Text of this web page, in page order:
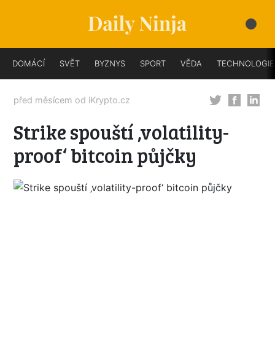
DOMÁCÍ SVĚT BYZNYS SPORT VĚDA TECHNOLOGIE
před měsícem od iKrypto.cz
Strike spouští ‚volatility-
proof‘ bitcoin půjčky